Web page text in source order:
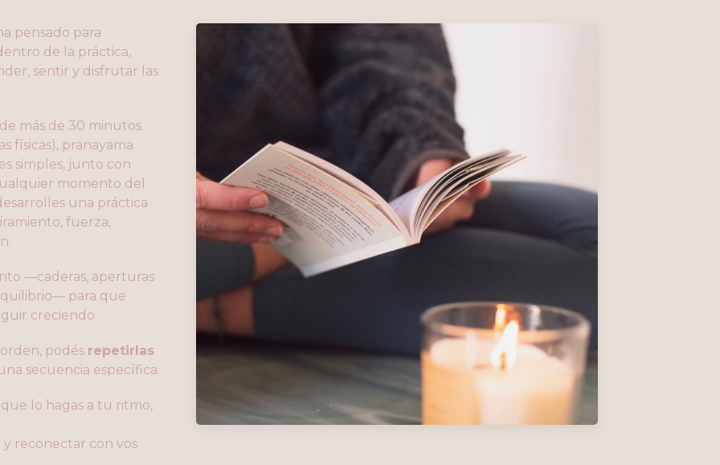
pensado para
de la práctica,
sentir y disfrutar las
de más de 30 minutos
físicas), pranayama
simples, junto con
momento del
una práctica
fuerza,
—caderas, aperturas
para que
creciendo.
podés repetirlas
secuencia específica.
lo hagas a tu ritmo,
reconectar con vos